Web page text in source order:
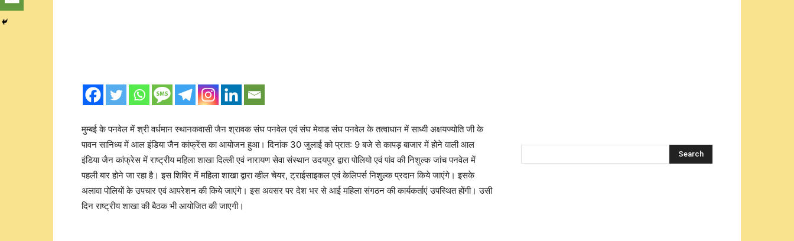
मुम्बई के पनवेल में श्री वर्धमान स्थानकवासी जैन श्रावक संघ पनवेल एवं संघ मेवाड संघ पनवेल के तत्वाधान में साध्वी अक्षयज्योति जी के
पावन सानिध्य में आल इंडिया जैन कांफ्रेंस का आयोजन हुआ। दिनांक 30 जुलाई को प्रात: 9 बजे से कापड़ बाजार में होने वाली आल
इंडिया जैन कांफ्रेस में राष्ट्रीय महिला शाखा दिल्ली एवं नारायण सेवा संस्थान उदयपुर द्वारा पोलियो एवं पांव की निशुल्क जांच पनवेल में
पहली बार होने जा रहा है। इस शिविर में महिला शाखा द्वारा व्हील चेयर, ट्राईसाइकल एवं केलिपर्स निशुल्क प्रदान किये जाएंगे। इसके
अलावा पोलियों के उपचार एवं आपरेशन की किये जाएंगे। इस अवसर पर देश भर से आई महिला संगठन की कार्यकर्ताएं उपस्थित होंगी। उसी
दिन राष्ट्रीय शाखा की बैठक भी आयोजित की जाएगी।